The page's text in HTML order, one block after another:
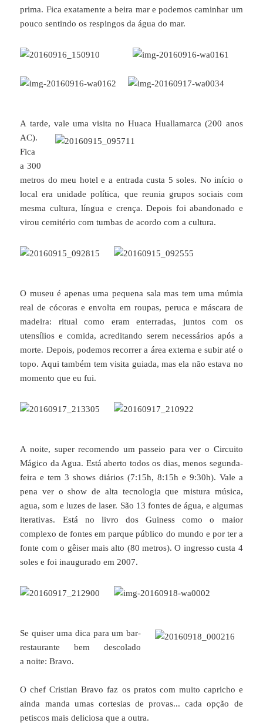
prima. Fica exatamente a beira mar e podemos caminhar um
pouco sentindo os respingos da água do mar.
A tarde, vale uma visita no Huaca Huallamarca (200 anos
AC).
Fica
a 300
metros do meu hotel e a entrada custa 5 soles. No início o
local era unidade política, que reunia grupos sociais com
mesma cultura, língua e crença. Depois foi abandonado e
virou cemitério com tumbas de acordo com a cultura.
O museu é apenas uma pequena sala mas tem uma múmia
real de cócoras e envolta em roupas, peruca e máscara de
madeira: ritual como eram enterradas, juntos com os
utensílios e comida, acreditando serem necessários após a
morte. Depois, podemos recorrer a área externa e subir até o
topo. Aqui também tem visita guiada, mas ela não estava no
momento que eu fui.
A noite, super recomendo um passeio para ver o Circuito
Mágico da Agua. Está aberto todos os dias, menos segunda-
feira e tem 3 shows diários (7:15h, 8:15h e 9:30h). Vale a
pena ver o show de alta tecnologia que mistura música,
agua, som e luzes de laser. São 13 fontes de água, e algumas
iterativas. Está no livro dos Guiness como o maior
complexo de fontes em parque público do mundo e por ter a
fonte com o gêiser mais alto (80 metros). O ingresso custa 4
soles e foi inaugurado em 2007.
Se quiser uma dica para um bar-
restaurante bem descolado
a noite: Bravo.
O chef Cristian Bravo faz os pratos com muito capricho e
ainda manda umas cortesias de provas... cada opção de
petiscos mais deliciosa que a outra.